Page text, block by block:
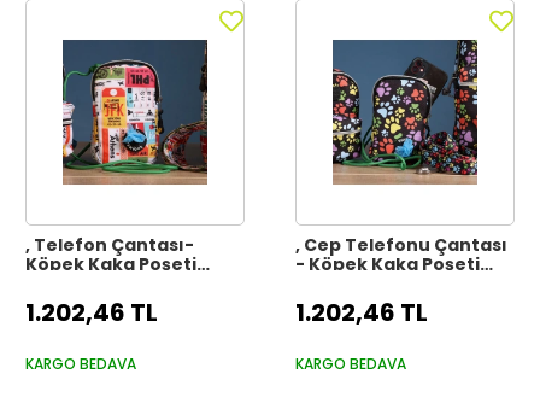
, Telefon Çantası-
Köpek Kaka Poşeti
Çantası
1.202,46 TL
KARGO BEDAVA
, Cep Telefonu Çantası
- Köpek Kaka Poşeti
Çantası
1.202,46 TL
KARGO BEDAVA